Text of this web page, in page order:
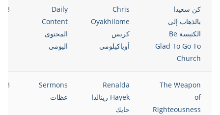
كن سعيدا
بالذهاب إلى
الكنيسة Be
Glad To Go To
Church
Chris
Oyakhilome
كريس
أوياكيلومي
Daily
Content
المحتوى
اليومي
The Weapon
of
Righteousness
Renalda
Hayek رينالدا
حايك
Sermons
عظات